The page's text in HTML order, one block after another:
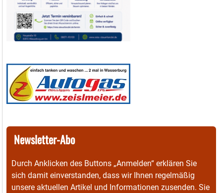
Newsletter-Abo
Durch Anklicken des Buttons „Anmelden“ erklären Sie
sich damit einverstanden, dass wir Ihnen regelmäßig
unsere aktuellen Artikel und Informationen zusenden. Sie